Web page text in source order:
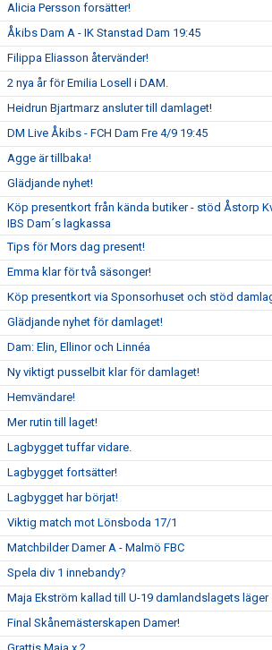
Alicia Persson forsätter!
Åkibs Dam A - IK Stanstad Dam 19:45
Filippa Eliasson återvänder!
2 nya år för Emilia Losell i DAM.
Heidrun Bjartmarz ansluter till damlaget!
DM Live Åkibs - FCH Dam Fre 4/9 19:45
Agge är tillbaka!
Glädjande nyhet!
Köp presentkort från kända butiker - stöd Åstorp
IBS Dam´s lagkassa
Tips för Mors dag present!
Emma klar för två säsonger!
Köp presentkort via Sponsorhuset och stöd
Glädjande nyhet för damlaget!
Dam: Elin, Ellinor och Linnéa
Ny viktigt pusselbit klar för damlaget!
Hemvändare!
Mer rutin till laget!
Lagbygget tuffar vidare.
Lagbygget fortsätter!
Lagbygget har börjat!
Viktig match mot Lönsboda 17/1
Matchbilder Damer A - Malmö FBC
Spela div 1 innebandy?
Maja Ekström kallad till U-19 damlandslagets läger
Final Skånemästerskapen Damer!